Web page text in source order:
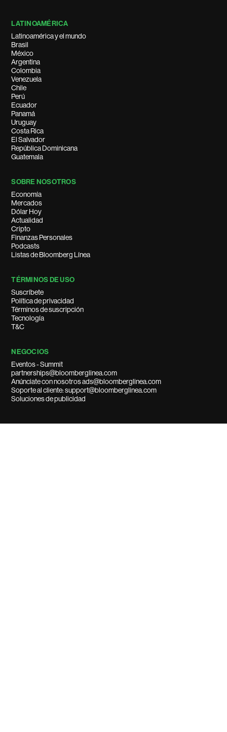
LATINOAMÉRICA
Latinoamérica y el mundo
Brasil
México
Argentina
Colombia
Venezuela
Chile
Perú
Ecuador
Panamá
Uruguay
Costa Rica
El Salvador
República Dominicana
Guatemala
SOBRE NOSOTROS
Economía
Mercados
Dólar Hoy
Actualidad
Cripto
Finanzas Personales
Podcasts
Listas de Bloomberg Línea
TÉRMINOS DE USO
Suscríbete
Política de privacidad
Términos de suscripción
Tecnología
T&C
NEGOCIOS
Eventos - Summit
partnerships@bloomberglinea.com
Anúnciate con nosotros ads@bloomberglinea.com
Soporte al cliente: support@bloomberglinea.com
Soluciones de publicidad